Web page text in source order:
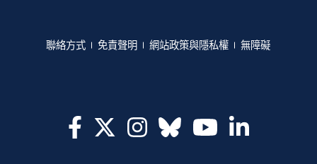
聯絡方式​​ 免責聲明​​ 網站政策與隱私權​​ 無障礙​​